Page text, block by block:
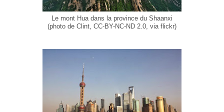
Le mont Hua dans la province du Shaanxi
(photo de Clint, CC-BY-NC-ND 2.0, via flickr)